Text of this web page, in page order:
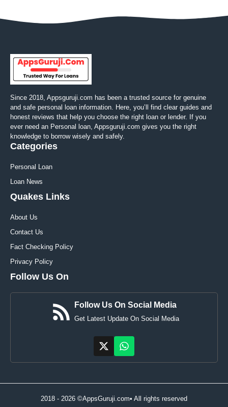
Since 2018, Appsguruji.com has been a trusted source for genuine
and safe personal loan information. Here, you’ll find clear guides and
honest reviews that help you choose the right loan or lender. If you
ever need an Personal loan, Appsguruji.com gives you the right
knowledge to borrow wisely and safely.
Categories
Personal Loan
Loan News
Quakes Links
About Us
Contact Us
Fact Checking Policy
Privacy Policy
Follow Us On
Follow Us On Social Media
Get Latest Update On Social Media
2018 - 2026 ©AppsGuruji.com• All rights reserved